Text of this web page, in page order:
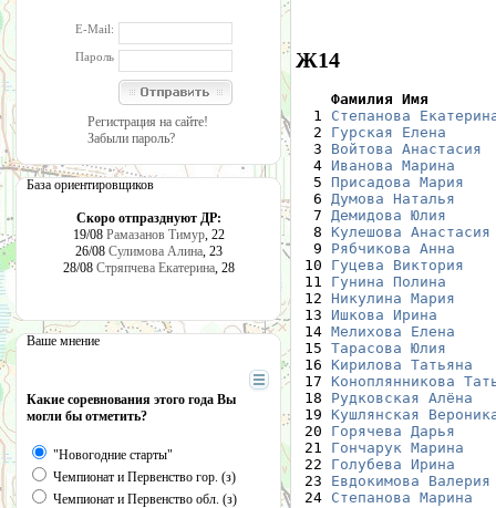
E-Mail:
Пароль
Регистрация на сайте!
Забыли пароль?
База ориентировщиков
Скоро отпразднуют ДР:
19/08 Рамазанов Тимур, 22
26/08 Сулимова Алина, 23
28/08 Стряпчева Екатерина, 28
Ваше мнение
Какие соревнования этого года Вы
могли бы отметить?
"Новогодние старты"
Чемпионат и Первенство гор. (з)
Чемпионат и Первенство обл. (з)
Ж14
Фамилия Имя
1 Степанова
  2
Гурская Елена
  3
Войтова Анастасия
  4
Иванова Марина
  5
Присадова Мария
  6
Думова Наталья
  7
Демидова Юлия
  8
Кулешова Анастасия
  9
Рябчикова Анна
10 Гуцева Виктория
11 Гунина Полина
12 Никулина Мария
13 Ишкова Ирина
14 Мелихова Елена
15 Тарасова Юлия
16 Кирилова Татьяна
17 Коноплянникова
18 Рудковская Алёна
19 Кушлянская
20 Горячева Дарья
21 Гончарук Марина
22 Голубева Ирина
23 Евдокимова Валерия
24 Степанова Марина